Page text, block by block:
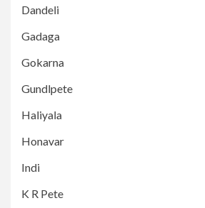
Dandeli
Gadaga
Gokarna
Gundlpete
Haliyala
Honavar
Indi
K R Pete